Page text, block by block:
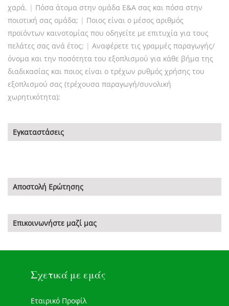
χαρά. | Πόσα άτομα στην ομάδα Ε&Α σας και πόσα στην
ποιοτική σας ομάδα; | Ποιος είναι ο μέσος αριθμός
προϊόντων καινοτομίας που οδηγείτε με επιτυχία για τους
πελάτες σας ανά έτος; | Αναφέρετε τις γραμμές παραγωγής/
όνομα και την ποσότητα του εξοπλισμού για κάθε βήμα της
διαδικασίας και ποιος είναι ο τρέχων ρυθμός χρήσης του
εξοπλισμού σας (τρέχουσα παραγωγή/συνολική
χωρητικότητα);
Εγκαταστάσεις
Αποστολή Ερώτησης
Επικοινωνήστε μαζί μας
Σχετικά με εμάς
Εταιρικό Προφίλ